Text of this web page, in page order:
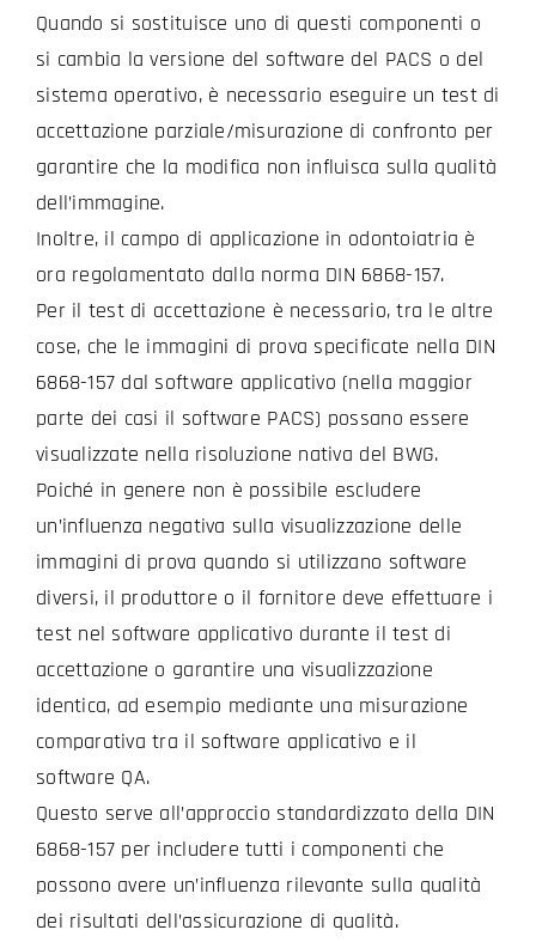
Quando si sostituisce uno di questi componenti o
si cambia la versione del software del PACS o del
sistema operativo, è necessario eseguire un test di
accettazione parziale/misurazione di confronto per
garantire che la modifica non influisca sulla qualità
dell’immagine.
Inoltre, il campo di applicazione in odontoiatria è
ora regolamentato dalla norma DIN 6868-157.
Per il test di accettazione è necessario, tra le altre
cose, che le immagini di prova specificate nella DIN
6868-157 dal software applicativo (nella maggior
parte dei casi il software PACS) possano essere
visualizzate nella risoluzione nativa del BWG.
Poiché in genere non è possibile escludere
un’influenza negativa sulla visualizzazione delle
immagini di prova quando si utilizzano software
diversi, il produttore o il fornitore deve effettuare i
test nel software applicativo durante il test di
accettazione o garantire una visualizzazione
identica, ad esempio mediante una misurazione
comparativa tra il software applicativo e il
software QA.
Questo serve all’approccio standardizzato della DIN
6868-157 per includere tutti i componenti che
possono avere un’influenza rilevante sulla qualità
dei risultati dell’assicurazione di qualità.